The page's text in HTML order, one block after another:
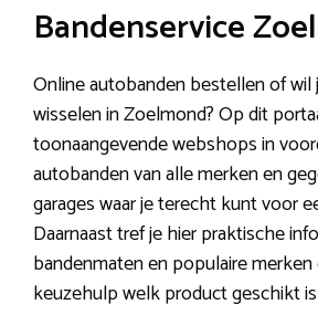
Bandenservice
Online autobanden bestellen of wil
wisselen in Zoelmond? Op dit
toonaangevende webshops in
autobanden van alle merken en
garages waar je terecht kunt voor
Daarnaast tref je hier praktische
bandenmaten en populaire
keuzehulp welk product geschikt